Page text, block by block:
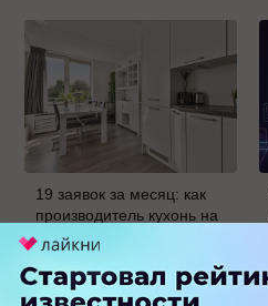
19 заявок за месяц: как
производитель кухонь на
заказ протестировал
Авито Рекламу в Самаре